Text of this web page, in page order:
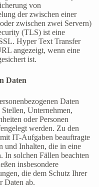
von
der zwischen einer
zwischen zwei Servern)
(TLS) ist eine
Hyper Text Transfer
angezeigt, wenn eine
ist.
Daten
Daten
Unternehmen,
oder Personen
werden. Zu den
IT-Aufgaben beauftragte
und Inhalten, die in eine
In solchen Fällen beachten
insbesondere
die dem Schutz Ihrer
Daten ab.